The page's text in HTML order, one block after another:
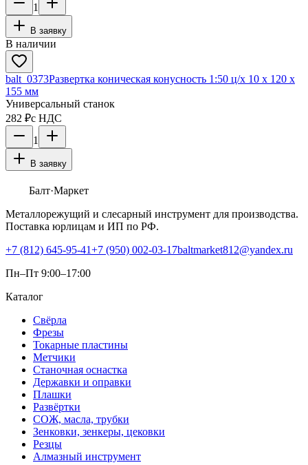
1
В заявку
В наличии
balt_0373Развертка коническая конусность 1:50 ц/х 10 х 120 х
155 мм
Универсальный станок
282 ₽с НДС
1
В заявку
Балт·Маркет
Металлорежущий и слесарный инструмент для производства.
Поставка юрлицам и ИП по РФ.
+7 (812) 645-95-41+7 (950) 002-03-17baltmarket812@yandex.ru
Пн–Пт 9:00–17:00
Каталог
Свёрла
Фрезы
Токарные пластины
Метчики
Станочная оснастка
Державки и оправки
Плашки
Развёртки
СОЖ, масла, трубки
Зенковки, зенкеры, цековки
Резцы
Алмазный инструмент